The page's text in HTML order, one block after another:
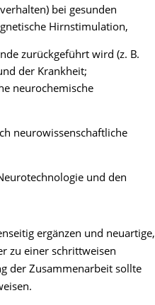
bei gesunden
Hirnstimulation,
zurückgeführt wird (z. B.
der Krankheit;
neurochemische
neurowissenschaftliche
und den
ergänzen und neuartige,
zu einer schrittweisen
der Zusammenarbeit sollte